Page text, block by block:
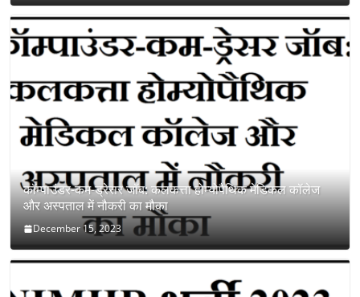
कॉम्पाउंडर-कम-ड्रेसर जॉब: कलकत्ता होम्योपैथिक मेडिकल कॉलेज
और अस्पताल में नौकरी का मौका
December 15, 2023